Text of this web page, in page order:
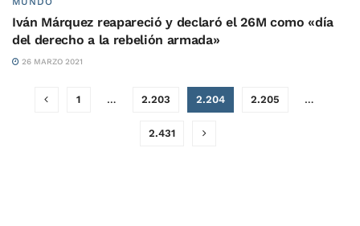
Iván Márquez reapareció y declaró el 26M como «día
del derecho a la rebelión armada»
26 MARZO 2021
1 … 2.203 2.204 2.205 …
2.431